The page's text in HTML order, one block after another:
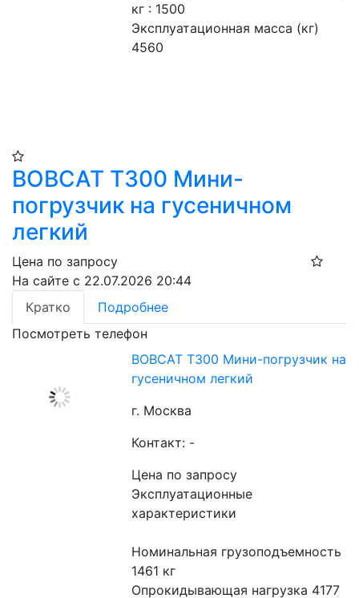
кг : 1500
Эксплуатационная масса (кг)
4560
BOBCAT T300 Мини-
погрузчик на гусеничном
легкий
Цена по запросу
На сайте с 22.07.2026 20:44
Кратко
Подробнее
Посмотреть телефон
BOBCAT T300 Мини-погрузчик на
гусеничном легкий
г. Москва
Контакт: -
Цена по запросу
Эксплуатационные
характеристики
Номинальная грузоподъемность
1461 кг
Опрокидывающая нагрузка 4177